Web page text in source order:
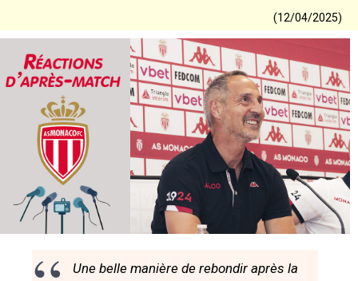
(12/04/2025)
Une belle manière de rebondir après la